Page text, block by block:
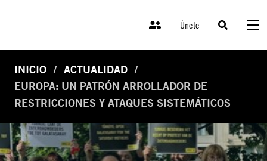
Únete
INICIO
ACTUALIDAD
EUROPA: UN PATRÓN ARROLLADOR DE
RESTRICCIONES Y ATAQUES SISTEMÁTICOS